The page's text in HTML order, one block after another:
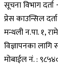
सूचना विभाग
प्रेस काउन्सिल
मन्थली न.पा. १,
विज्ञापनका
मोबाईल नं. :